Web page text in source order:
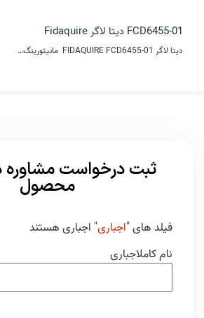
FCD6455-01 دیتا لاگر Fidaquire
دیتا لاگر FIDAQUIRE FCD6455-01 مانیتورینگ…
ثبت درخواست مشاوره
محصول
فیلد های "اجباری" اجباری هستند
نام کاملاجباری